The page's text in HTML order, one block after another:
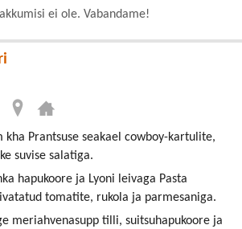
ei ole. Vabandame!
kha Prantsuse seakael cowboy-kartulite,
suvise salatiga.
hapukoore ja Lyoni leivaga Pasta
tomatite, rukola ja parmesaniga.
meriahvenasupp tilli, suitsuhapukoore ja